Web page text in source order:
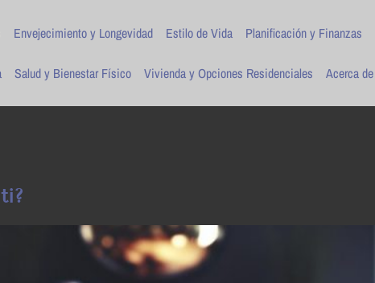
Envejecimiento y Longevidad Estilo de Vida Planificación y Finanzas
Salud y Bienestar Físico Vivienda y Opciones Residenciales Acerca de